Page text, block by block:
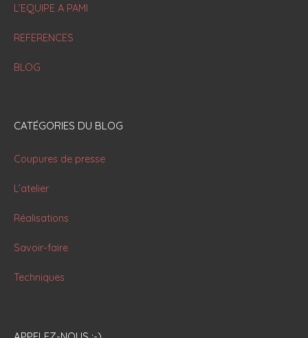
L’EQUIPE A PAMI
REFERENCES
BLOG
CATÉGORIES DU BLOG
Coupures de presse
L’atelier
Réalisations
Savoir-faire
Techniques